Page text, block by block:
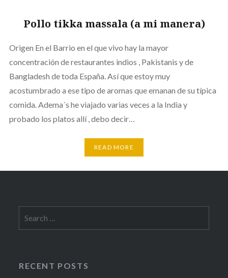
Pollo tikka massala (a mi manera)
Origen En el Barrio en el que vivo hay la mayor
concentración de restaurantes indios , Pakistanis y de
Bangladesh de toda España. Así que estoy muy
acostumbrado a ese tipo de aromas que emanan de su típica
comida. Adema´s he viajado varias veces a la India y
probado los platos allí , debo decir…
READ MORE
for:
RECENT POSTS